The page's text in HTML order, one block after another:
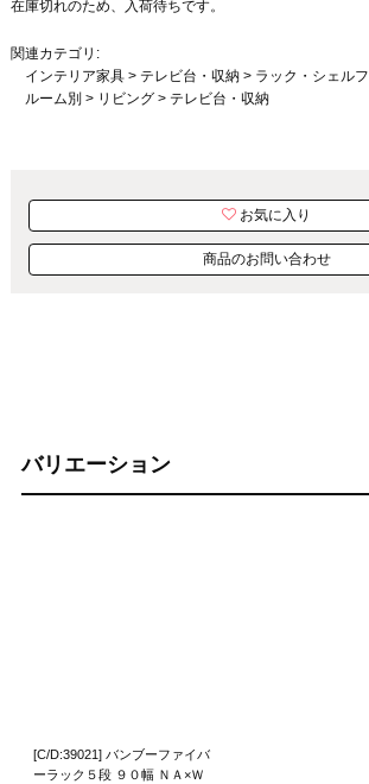
在庫切れのため、入荷待ちです。
関連カテゴリ:
インテリア家具> テレビ台・収納> ラック・シェルフ
ルーム別 > リビング> テレビ台・収納
お気に入り
商品のお問い合わせ
バリエーション
[C/D:39021] バンブーファイバ
ーラック５段 ９０幅 ＮＡ×Ｗ